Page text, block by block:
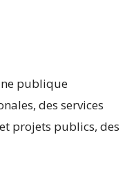
publique
des services
projets publics, des